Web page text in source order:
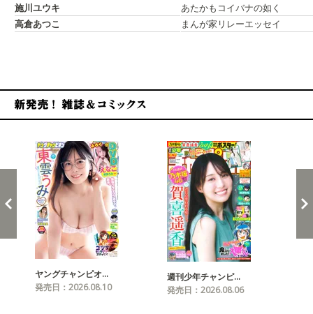
施川ユウキ
あたかもコイバナの如く
高倉あつこ
まんが家リレーエッセイ
ヤングチャンピオ…
発売日：2026.08.10
週刊少年チャンピ…
発売日：2026.08.06